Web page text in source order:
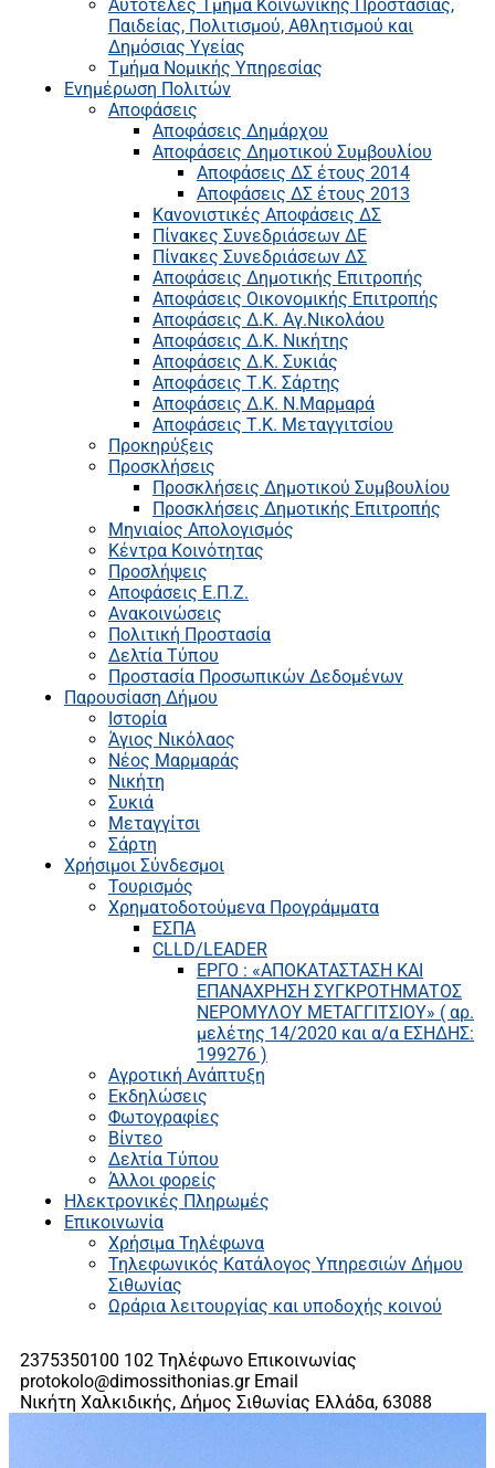
Αυτοτελές Τμήμα Κοινωνικής Προστασίας,
Παιδείας, Πολιτισμού, Αθλητισμού και
Δημόσιας Υγείας
Τμήμα Νομικής Υπηρεσίας
Ενημέρωση Πολιτών
Αποφάσεις
Αποφάσεις Δημάρχου
Αποφάσεις Δημοτικού Συμβουλίου
Αποφάσεις ΔΣ έτους 2014
Αποφάσεις ΔΣ έτους 2013
Κανονιστικές Αποφάσεις ΔΣ
Πίνακες Συνεδριάσεων ΔΕ
Πίνακες Συνεδριάσεων ΔΣ
Αποφάσεις Δημοτικής Επιτροπής
Αποφάσεις Οικονομικής Επιτροπής
Αποφάσεις Δ.Κ. Αγ.Νικολάου
Αποφάσεις Δ.Κ. Νικήτης
Αποφάσεις Δ.Κ. Συκιάς
Αποφάσεις Τ.Κ. Σάρτης
Αποφάσεις Δ.Κ. Ν.Μαρμαρά
Αποφάσεις Τ.Κ. Μεταγγιτσίου
Προκηρύξεις
Προσκλήσεις
Προσκλήσεις Δημοτικού Συμβουλίου
Προσκλήσεις Δημοτικής Επιτροπής
Μηνιαίος Απολογισμός
Κέντρα Κοινότητας
Προσλήψεις
Αποφάσεις Ε.Π.Ζ.
Ανακοινώσεις
Πολιτική Προστασία
Δελτία Τύπου
Προστασία Προσωπικών Δεδομένων
Παρουσίαση Δήμου
Ιστορία
Άγιος Νικόλαος
Νέος Μαρμαράς
Νικήτη
Συκιά
Μεταγγίτσι
Σάρτη
Χρήσιμοι Σύνδεσμοι
Τουρισμός
Χρηματοδοτούμενα Προγράμματα
ΕΣΠΑ
CLLD/LEADER
ΕΡΓΟ : «ΑΠΟΚΑΤΑΣΤΑΣΗ ΚΑΙ
ΕΠΑΝΑΧΡΗΣΗ ΣΥΓΚΡΟΤΗΜΑΤΟΣ
ΝΕΡΟΜΥΛΟΥ ΜΕΤΑΓΓΙΤΣΙΟΥ» ( αρ.
μελέτης 14/2020 και α/α ΕΣΗΔΗΣ:
199276 )
Αγροτική Ανάπτυξη
Εκδηλώσεις
Φωτογραφίες
Βίντεο
Δελτία Τύπου
Άλλοι φορείς
Ηλεκτρονικές Πληρωμές
Επικοινωνία
Χρήσιμα Τηλέφωνα
Τηλεφωνικός Κατάλογος Υπηρεσιών Δήμου
Σιθωνίας
Ωράρια λειτουργίας και υποδοχής κοινού
2375350100 102 Τηλέφωνο Επικοινωνίας
protokolo@dimossithonias.gr Email
Νικήτη Χαλκιδικής, Δήμος Σιθωνίας Ελλάδα, 63088